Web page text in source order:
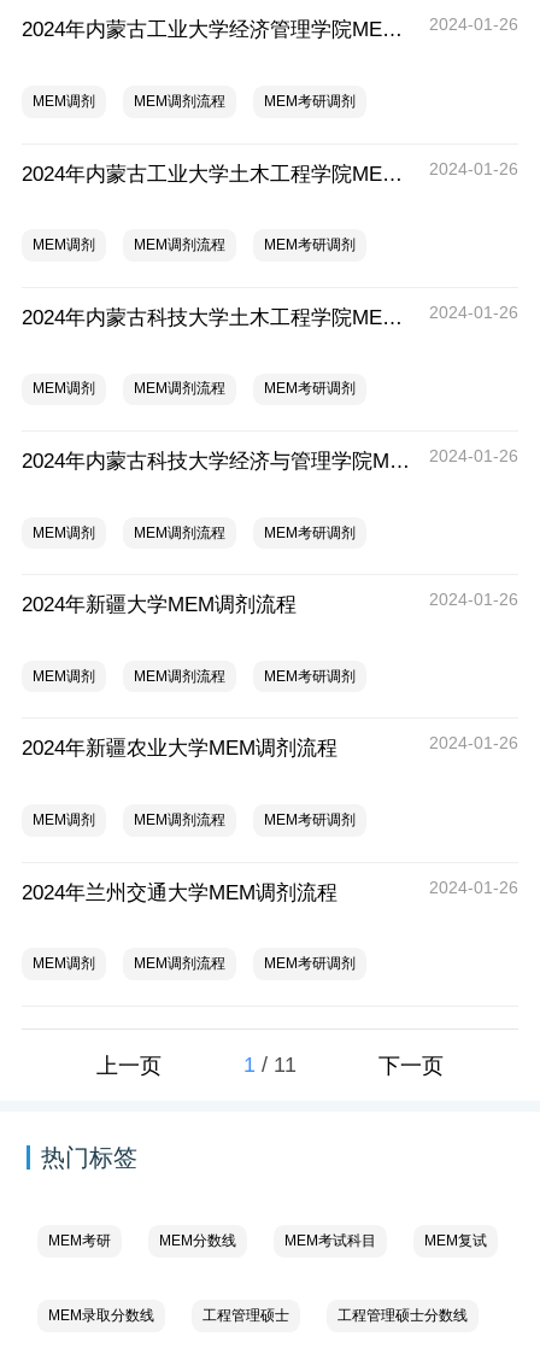
2024年内蒙古工业大学经济管理学院MEM调剂流程 2024-01-26
MEM调剂 MEM调剂流程 MEM考研调剂
2024年内蒙古工业大学土木工程学院MEM调剂流程 2024-01-26
MEM调剂 MEM调剂流程 MEM考研调剂
2024年内蒙古科技大学土木工程学院MEM调剂流程 2024-01-26
MEM调剂 MEM调剂流程 MEM考研调剂
2024年内蒙古科技大学经济与管理学院MEM调剂流程 2024-01-26
MEM调剂 MEM调剂流程 MEM考研调剂
2024年新疆大学MEM调剂流程 2024-01-26
MEM调剂 MEM调剂流程 MEM考研调剂
2024年新疆农业大学MEM调剂流程 2024-01-26
MEM调剂 MEM调剂流程 MEM考研调剂
2024年兰州交通大学MEM调剂流程 2024-01-26
MEM调剂 MEM调剂流程 MEM考研调剂
上一页 1 / 11 下一页
热门标签
MEM考研 MEM分数线 MEM考试科目 MEM复试
MEM录取分数线 工程管理硕士 工程管理硕士分数线